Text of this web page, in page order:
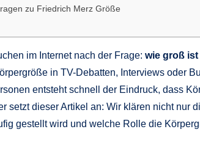
zu Friedrich Merz Größe
im Internet nach der Frage: wie groß
in TV-Debatten, Interviews oder
entsteht schnell der Eindruck, dass
setzt dieser Artikel an: Wir klären nicht nur
gestellt wird und welche Rolle die